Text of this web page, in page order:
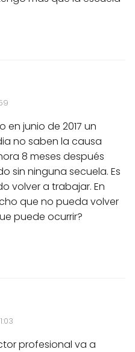
en junio de 2017 un
no saben la causa
8 meses después
sin ninguna secuela. Es
volver a trabajar. En
que no pueda volver
puede ocurrir?
profesional va a